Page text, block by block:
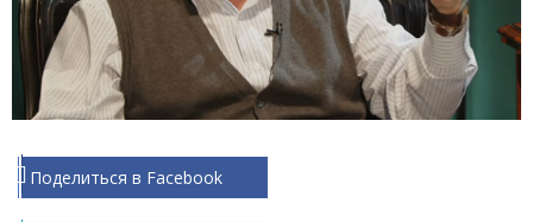
Поделиться в Facebook